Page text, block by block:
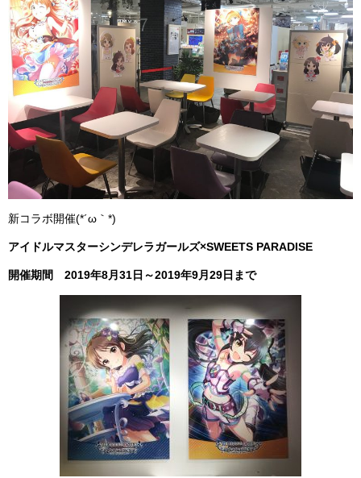
新コラボ開催(*´ω｀*)
アイドルマスターシンデレラガールズ×SWEETS PARADISE
開催期間 2019年8月31日～2019年9月29日まで